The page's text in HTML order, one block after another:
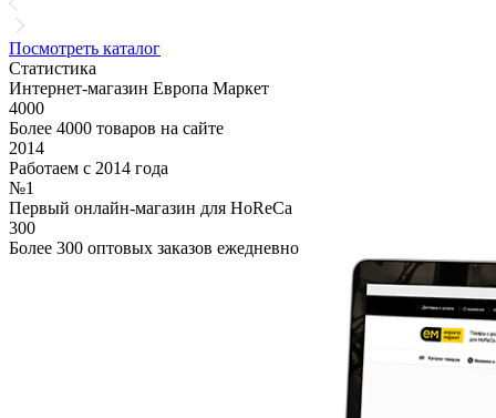
Посмотреть каталог
Статистика
Интернет-магазин Европа Маркет
4000
Более 4000 товаров на сайте
2014
Работаем с 2014 года
№1
Первый онлайн-магазин для HoReCa
300
Более 300 оптовых заказов ежедневно